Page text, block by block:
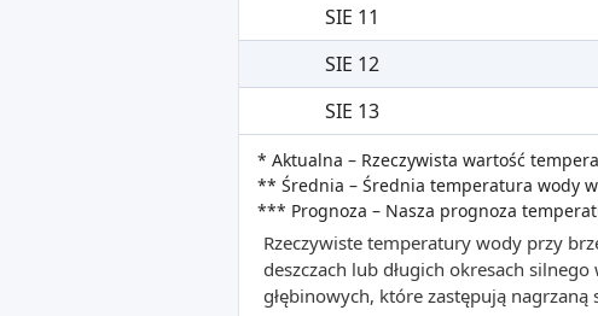
SIE 11
SIE 12
SIE 13
* Aktualna – Rzeczywista wartość
** Średnia – Średnia temperatura wody
*** Prognoza – Nasza prognoza
Rzeczywiste temperatury wody przy
deszczach lub długich okresach
głębinowych, które zastępują